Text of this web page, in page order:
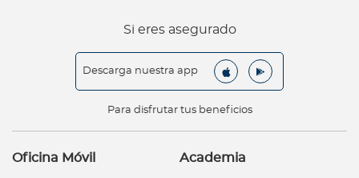
Si eres asegurado
Descarga nuestra app
Para disfrutar tus beneficios
Oficina Móvil Academia